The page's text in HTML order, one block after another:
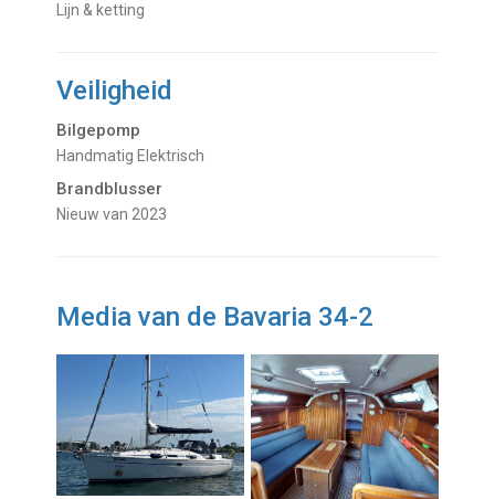
Lijn & ketting
Veiligheid
Bilgepomp
Handmatig Elektrisch
Brandblusser
nieuw van 2023
Media van de Bavaria 34-2